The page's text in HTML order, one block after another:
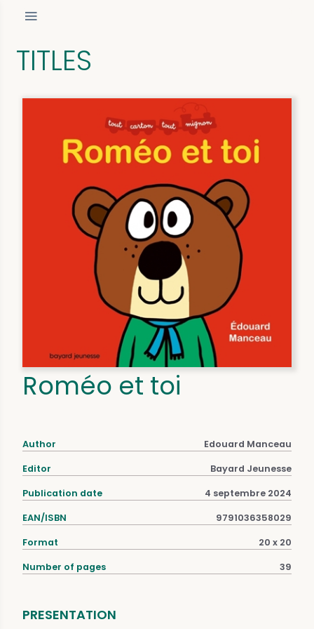
TITLES
Roméo et toi
Author Edouard Manceau
Editor Bayard Jeunesse
Publication date 4 septembre 2024
EAN/ISBN 9791036358029
Format 20 x 20
Number of pages 39
PRESENTATION